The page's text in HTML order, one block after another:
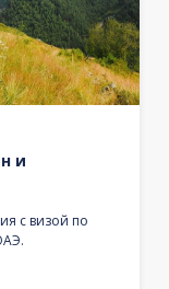
и
с визой по